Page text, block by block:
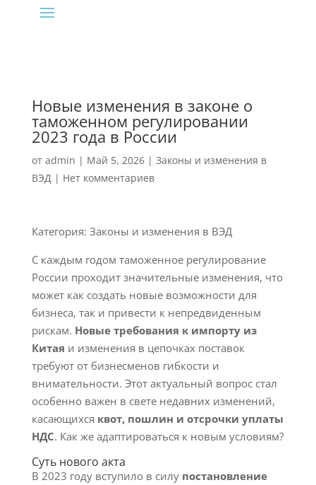
Новые изменения в законе о
таможенном регулировании
2023 года в России
от admin | Май 5, 2026| Законы и изменения в
ВЭД| Нет комментариев
Категория: Законы и изменения в ВЭД
С каждым годом таможенное регулирование
России проходит значительные изменения, что
может как создать новые возможности для
бизнеса, так и привести к непредвиденным
рискам. Новые требования к импорту из
Китая и изменения в цепочках поставок
требуют от бизнесменов гибкости и
внимательности. Этот актуальный вопрос стал
особенно важен в свете недавних изменений,
касающихся квот, пошлин и отсрочки уплаты
НДС. Как же адаптироваться к новым условиям?
Суть нового акта
В 2023 году вступило в силу постановление